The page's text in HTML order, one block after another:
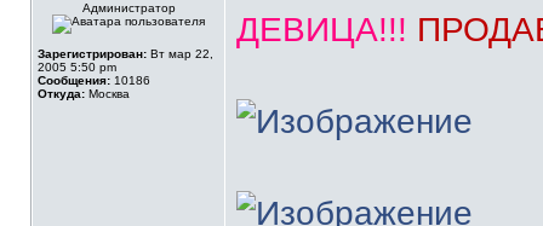
Администратор
Зарегистрирован: Вт мар 22,
2005 5:50 pm
Сообщения: 10186
Откуда: Москва
ДЕВИЦА!!!